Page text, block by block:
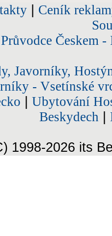
| Ceník
Průvodce Českem
Javorníky,
- Vsetínské
Ubytování
Beskydech
1998-2026 its